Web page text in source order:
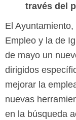
través del
El
Empleo y la de
de mayo un
dirigidos
mejorar la
nuevas
en la búsqueda